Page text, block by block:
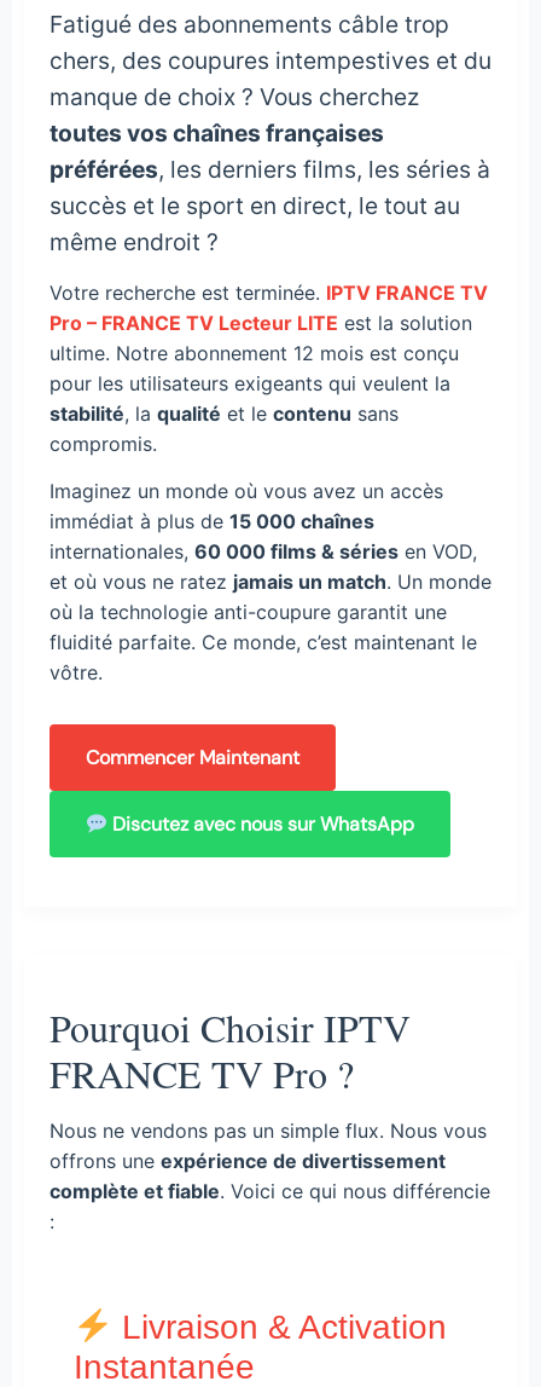
Fatigué des abonnements câble trop
chers, des coupures intempestives et du
manque de choix ? Vous cherchez
toutes vos chaînes françaises
préférées, les derniers films, les séries à
succès et le sport en direct, le tout au
même endroit ?
Votre recherche est terminée. IPTV FRANCE TV
Pro – FRANCE TV Lecteur LITE est la solution
ultime. Notre abonnement 12 mois est conçu
pour les utilisateurs exigeants qui veulent la
stabilité, la qualité et le contenu sans
compromis.
Imaginez un monde où vous avez un accès
immédiat à plus de 15 000 chaînes
internationales, 60 000 films & séries en VOD,
et où vous ne ratez jamais un match. Un monde
où la technologie anti-coupure garantit une
fluidité parfaite. Ce monde, c’est maintenant le
vôtre.
Commencer Maintenant
Discutez avec nous sur WhatsApp
Pourquoi Choisir IPTV
FRANCE TV Pro ?
Nous ne vendons pas un simple flux. Nous vous
offrons une expérience de divertissement
complète et fiable. Voici ce qui nous différencie
:
Livraison & Activation
Instantanée